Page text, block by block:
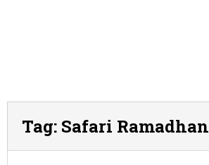
Tag: Safari Ramadhan